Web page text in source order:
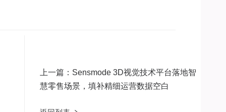
上一篇：Sensmode 3D视觉技术平台落地智
慧零售场景，填补精细运营数据空白